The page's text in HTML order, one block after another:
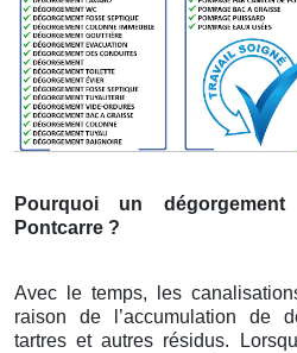
Pourquoi un
Pontcarre ?
Avec le temps, les
raison de l’accumulation de
tartres et autres résidus.